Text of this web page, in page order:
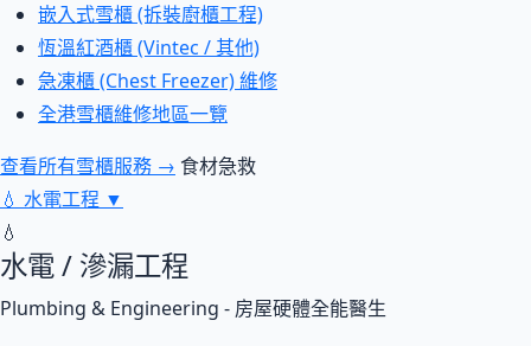
嵌入式雪櫃 (拆裝廚櫃工程)
恆溫紅酒櫃 (Vintec / 其他)
急凍櫃 (Chest Freezer) 維修
全港雪櫃維修地區一覽
查看所有雪櫃服務 → 食材急救
💧 水電工程 ▼
💧
水電 / 滲漏工程
Plumbing & Engineering - 房屋硬體全能醫生